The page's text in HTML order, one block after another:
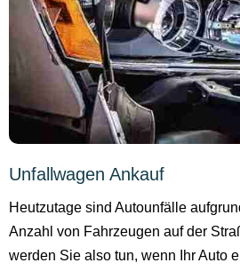
Unfallwagen Ankauf
Heutzutage sind Autounfälle
Anzahl von Fahrzeugen auf der
werden Sie also tun, wenn Ihr Auto